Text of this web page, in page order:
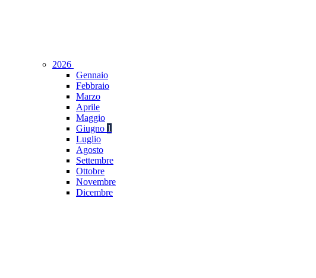
2026
Gennaio
Febbraio
Marzo
Aprile
Maggio
Giugno 1
Luglio
Agosto
Settembre
Ottobre
Novembre
Dicembre